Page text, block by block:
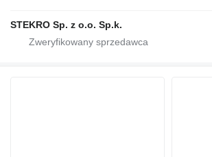
STEKRO Sp. z o.o. Sp.k.